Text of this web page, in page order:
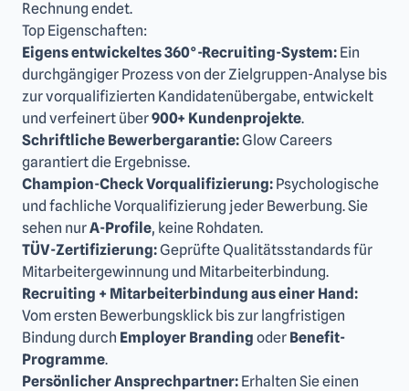
Rechnung endet.
Top Eigenschaften:
Eigens entwickeltes 360°-Recruiting-System: Ein
durchgängiger Prozess von der Zielgruppen-Analyse bis
zur vorqualifizierten Kandidatenübergabe, entwickelt
und verfeinert über900+ Kundenprojekte.
Schriftliche Bewerbergarantie:Glow Careers
garantiert die Ergebnisse.
Champion-Check Vorqualifizierung: Psychologische
und fachliche Vorqualifizierung jeder Bewerbung. Sie
sehen nurA-Profile, keine Rohdaten.
TÜV-Zertifizierung:Geprüfte Qualitätsstandards für
Mitarbeitergewinnung und Mitarbeiterbindung.
Recruiting + Mitarbeiterbindung aus einer Hand:
Vom ersten Bewerbungsklick bis zur langfristigen
Bindung durch Employer Branding oder Benefit-
Programme.
Persönlicher Ansprechpartner: Erhalten Sie einen